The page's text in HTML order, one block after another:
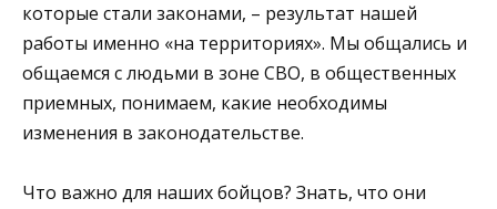
которые стали законами, – результат нашей
работы именно «на территориях». Мы общались и
общаемся с людьми в зоне СВО, в общественных
приемных, понимаем, какие необходимы
изменения в законодательстве.
Что важно для наших бойцов? Знать, что они